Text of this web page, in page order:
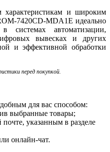
характеристикам и широким
7420CD-MDA1E идеально
системах автоматизации,
вывесках и других
и эффективной обработки
перед покупкой.
для вас способом:
выбранные товары;
указанным в разделе
онлайн-чат.